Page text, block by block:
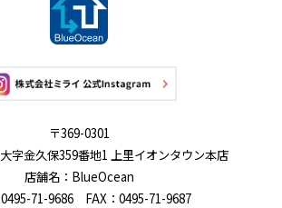
〒369-0301
字金久保359番地1 上里イオンタウン本店
店舗名：BlueOcean
71-9686 FAX：0495-71-9687